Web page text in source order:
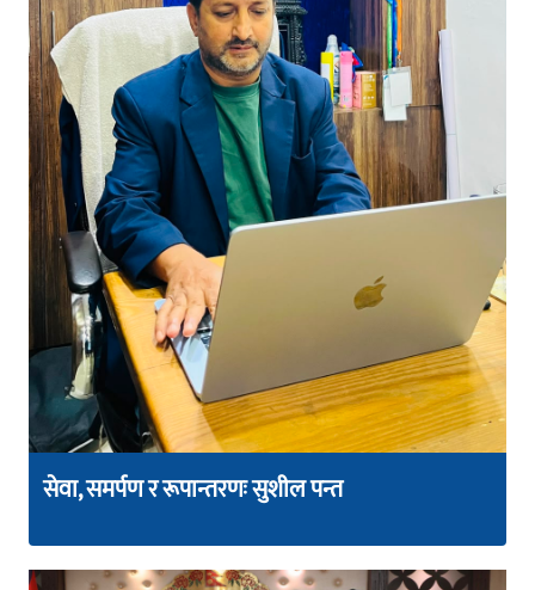
सेवा, समर्पण र रूपान्तरणः सुशील पन्त